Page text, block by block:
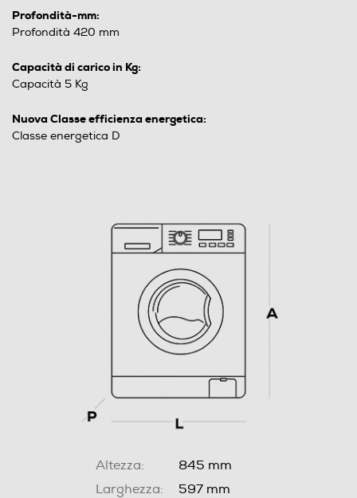
Profondità-mm:
Profondità 420 mm
Capacità di carico in Kg:
Capacità 5 Kg
Nuova Classe efficienza energetica:
Classe energetica D
Altezza:
845 mm
Larghezza:
597 mm